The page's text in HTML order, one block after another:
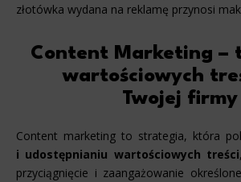
złotówka wydana na reklamę przynosi
Content Marketing –
wartościowych
Twojej firmy
Content marketing to strategia, która
i udostępnianiu wartościowych treści
przyciągnięcie i zaangażowanie